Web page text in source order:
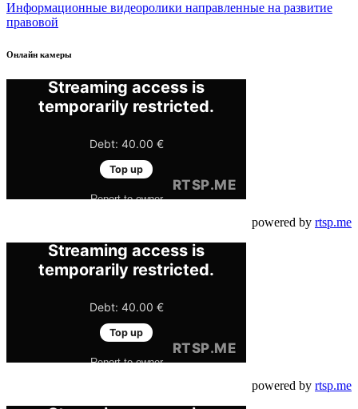
Информационные видеоролики направленные на развитие
правовой
Онлайн камеры
powered by rtsp.me
powered by rtsp.me